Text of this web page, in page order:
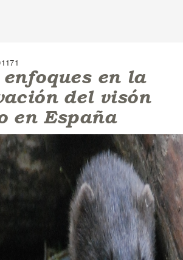
enfoques en la
del visón
en España